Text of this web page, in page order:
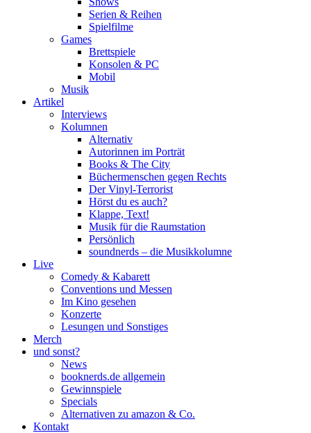
Serien & Reihen
Spielfilme
Games
Brettspiele
Konsolen & PC
Mobil
Musik
Artikel
Interviews
Kolumnen
Alternativ
Autorinnen im Porträt
Books & The City
Büchermenschen gegen Rechts
Der Vinyl-Terrorist
Hörst du es auch?
Klappe, Text!
Musik für die Raumstation
Persönlich
soundnerds – die Musikkolumne
Live
Comedy & Kabarett
Conventions und Messen
Im Kino gesehen
Konzerte
Lesungen und Sonstiges
Merch
und sonst?
News
booknerds.de allgemein
Gewinnspiele
Specials
Alternativen zu amazon & Co.
Kontakt